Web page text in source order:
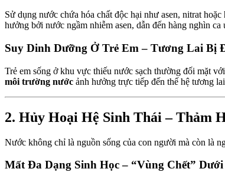
Sử dụng nước chứa hóa chất độc hại như asen, nitrat
hưởng bởi nước ngầm nhiễm asen, dẫn đến hàng nghìn ca
Suy Dinh Dưỡng Ở Trẻ Em – Tương Lai Bị
Trẻ em sống ở khu vực thiếu nước sạch thường đối mặt
môi trường nước ảnh hưởng trực tiếp đến thế hệ tương
2. Hủy Hoại Hệ Sinh Thái – Thảm
Nước không chỉ là nguồn sống của con người mà còn là
Mất Đa Dạng Sinh Học – “Vùng Chết”